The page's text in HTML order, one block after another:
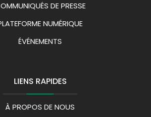
DE PRESSE
NUMÉRIQUE
ÉVÉNEMENTS
LIENS RAPIDES
À PROPOS DE NOUS